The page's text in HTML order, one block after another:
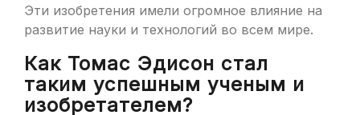
Эти изобретения имели огромное влияние на
развитие науки и технологий во всем мире.
Как Томас Эдисон стал
таким успешным ученым и
изобретателем?